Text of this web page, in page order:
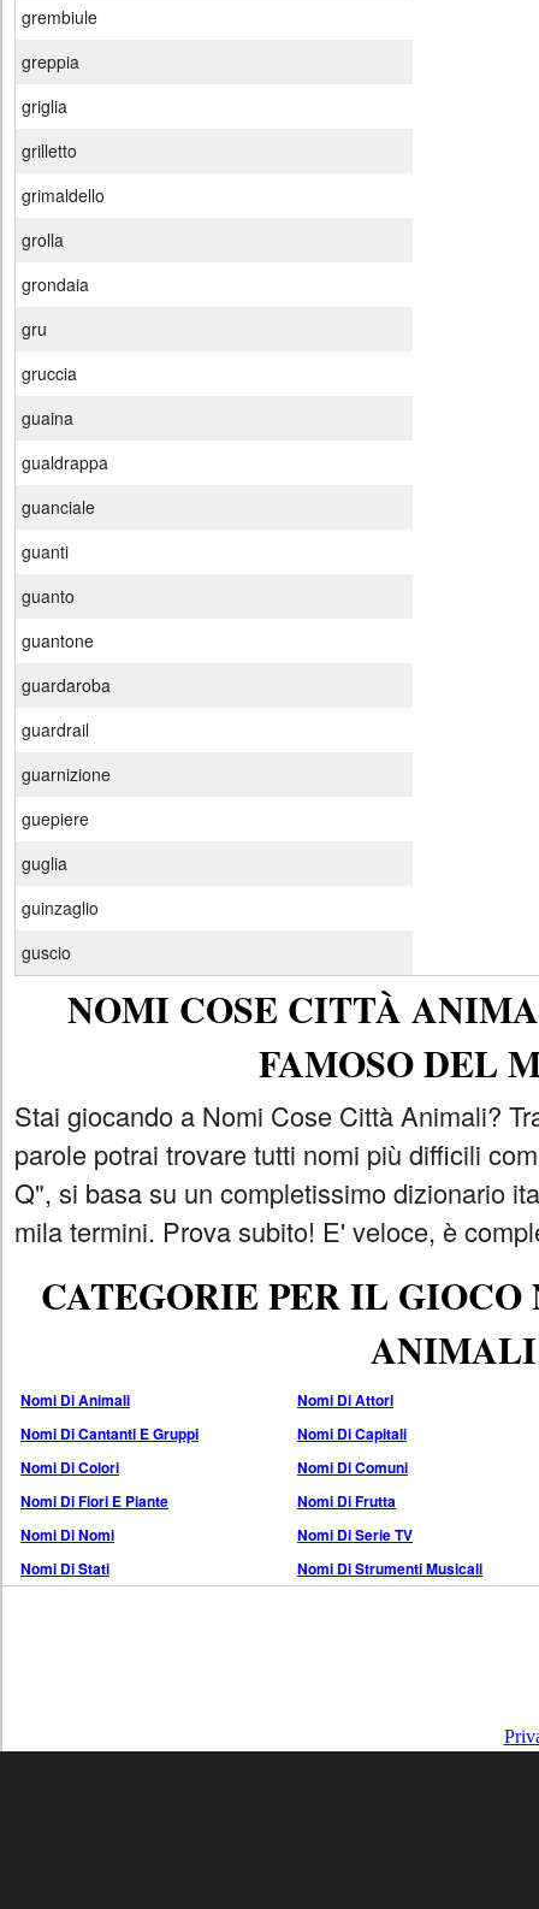
grembiule
greppia
griglia
grilletto
grimaldello
grolla
grondaia
gru
gruccia
guaina
gualdrappa
guanciale
guanti
guanto
guantone
guardaroba
guardrail
guarnizione
guepiere
guglia
guinzaglio
guscio
NOMI COSE CITTÀ
FAMOSO DEL
Stai giocando a Nomi Cose Città Animali?
parole potrai trovare tutti nomi più difficili
Q", si basa su un completissimo dizionario
mila termini. Prova subito! E' veloce, è
CATEGORIE PER IL
ANIMALI
Nomi Di Animali
Nomi Di Attori
Nomi Di Cantanti E Gruppi
Nomi Di Capitali
Nomi Di Colori
Nomi Di Comuni
Nomi Di Fiori E Piante
Nomi Di Frutta
Nomi Di Nomi
Nomi Di Serie TV
Nomi Di Stati
Nomi Di Strumenti Musicali